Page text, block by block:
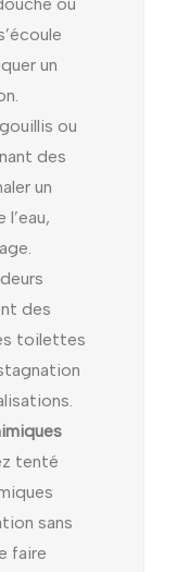
un
ou
des
un
des
toilettes
tenté
sans
faire